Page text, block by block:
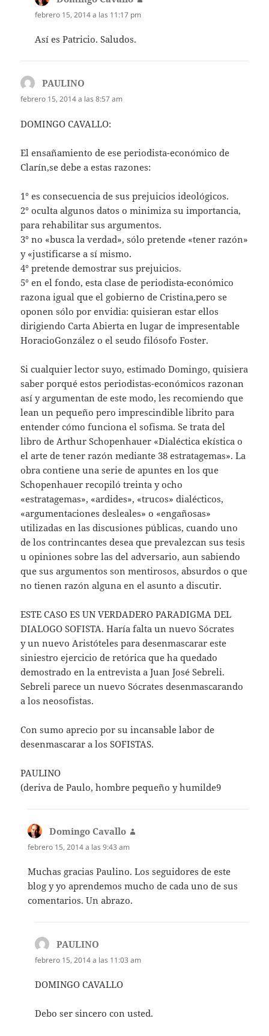
febrero 15, 2014 a las 11:17 pm
Así es Patricio. Saludos.
PAULINO
febrero 15, 2014 a las 8:57 am
DOMINGO CAVALLO:
El ensañamiento de ese periodista-económico de
Clarín,se debe a estas razones:
1° es consecuencia de sus prejuicios ideológicos.
2° oculta algunos datos o minimiza su importancia,
para rehabilitar sus argumentos.
3° no «busca la verdad», sólo pretende «tener razón»
y «justificarse a sí mismo.
4° pretende demostrar sus prejuicios.
5° en el fondo, esta clase de periodista-económico
razona igual que el gobierno de Cristina,pero se
oponen sólo por envidia: quisieran estar ellos
dirigiendo Carta Abierta en lugar de impresentable
HoracioGonzález o el seudo filósofo Foster.
Si cualquier lector suyo, estimado Domingo, quisiera
saber porqué estos periodistas-económicos razonan
así y argumentan de este modo, les recomiendo que
lean un pequeño pero imprescindible librito para
entender cómo funciona el sofisma. Se trata del
libro de Arthur Schopenhauer «Dialéctica ekística o
el arte de tener razón mediante 38 estratagemas». La
obra contiene una serie de apuntes en los que
Schopenhauer recopiló treinta y ocho
«estratagemas», «ardides», «trucos» dialécticos,
«argumentaciones desleales» o «engañosas»
utilizadas en las discusiones públicas, cuando uno
de los contrincantes desea que prevalezcan sus tesis
u opiniones sobre las del adversario, aun sabiendo
que sus argumentos son mentirosos, absurdos o que
no tienen razón alguna en el asunto a discutir.
ESTE CASO ES UN VERDADERO PARADIGMA DEL
DIALOGO SOFISTA. Haría falta un nuevo Sócrates
y un nuevo Aristóteles para desenmascarar este
siniestro ejercicio de retórica que ha quedado
demostrado en la entrevista a Juan José Sebreli.
Sebreli parece un nuevo Sócrates desenmascarando
a los neosofistas.
Con sumo aprecio por su incansable labor de
desenmascarar a los SOFISTAS.
PAULINO
(deriva de Paulo, hombre pequeño y humilde9
Domingo Cavallo
febrero 15, 2014 a las 9:43 am
Muchas gracias Paulino. Los seguidores de este
blog y yo aprendemos mucho de cada uno de sus
comentarios. Un abrazo.
PAULINO
febrero 15, 2014 a las 11:03 am
DOMINGO CAVALLO
Debo ser sincero con usted.